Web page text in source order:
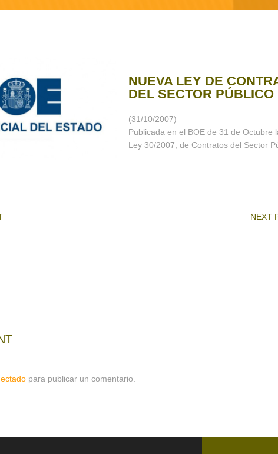
NUEVA LEY DE
DEL SECTOR PÚBLICO
(31/10/2007)
Publicada en el BOE de 31 de Octubre
Ley 30/2007, de Contratos del Sector
NEXT
para publicar un comentario.